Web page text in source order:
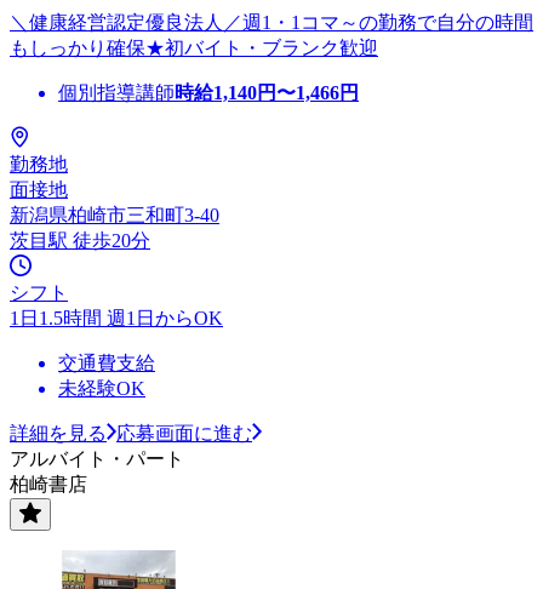
＼健康経営認定優良法人／週1・1コマ～の勤務で自分の時間
もしっかり確保★初バイト・ブランク歓迎
個別指導講師時給1,140円〜1,466円
勤務地
面接地
新潟県柏崎市三和町3-40
茨目駅 徒歩20分
シフト
1日1.5時間 週1日からOK
交通費支給
未経験OK
詳細を見る
応募画面に進む
アルバイト・パート
柏崎書店